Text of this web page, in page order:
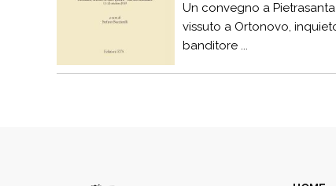
Un convegno a
vissuto a Ortonovo,
banditore ...